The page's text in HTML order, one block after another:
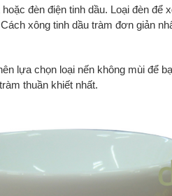
đèn điện tinh dầu. Loại đèn để
xông tinh dầu tràm đơn giản
lựa chọn loại nến không mùi để
thuần khiết nhất.